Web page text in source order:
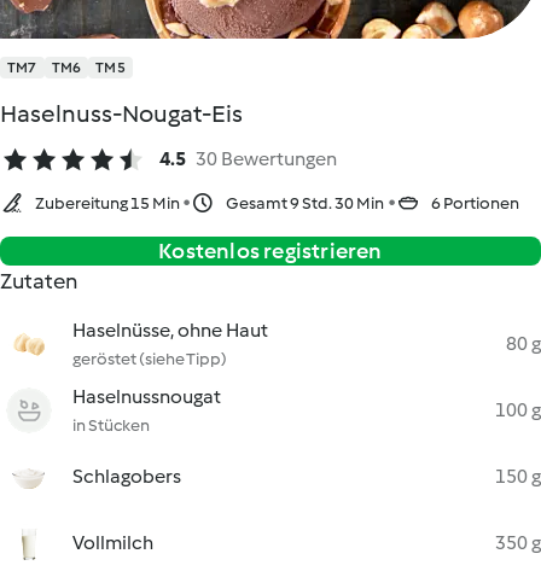
TM7 TM6 TM5
Haselnuss-Nougat-Eis
4.5 30 Bewertungen
Zubereitung 15 Min Gesamt 9 Std. 30 Min 6 Portionen
Kostenlos registrieren
Zutaten
Haselnüsse, ohne Haut
geröstet (siehe Tipp)
80 g
Haselnussnougat
in Stücken
100 g
Schlagobers 150 g
Vollmilch 350 g